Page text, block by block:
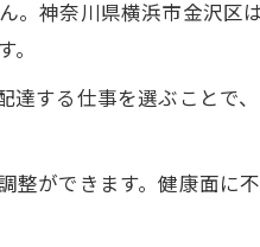
。神奈川県横浜市金沢区
する仕事を選ぶことで
整ができます。健康面に